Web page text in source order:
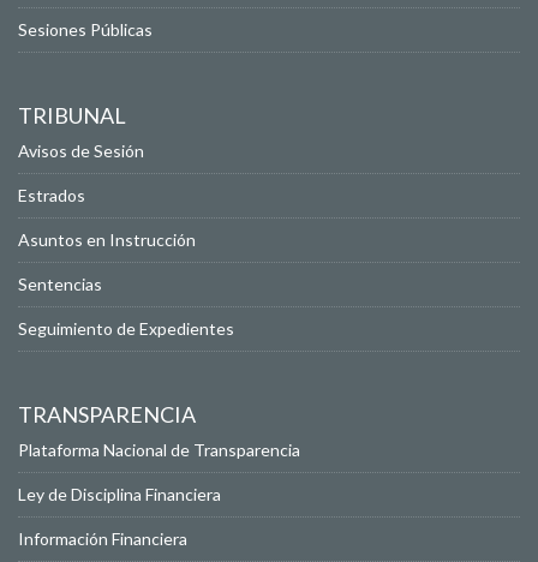
Sesiones Públicas
TRIBUNAL
Avisos de Sesión
Estrados
Asuntos en Instrucción
Sentencias
Seguimiento de Expedientes
TRANSPARENCIA
Plataforma Nacional de Transparencia
Ley de Disciplina Financiera
Información Financiera